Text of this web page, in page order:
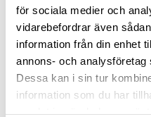
för sociala medier och
vidarebefordrar även
information från din enhet
annons- och analysföretag
Dessa kan i sin tur
information som du har
OUR MOST